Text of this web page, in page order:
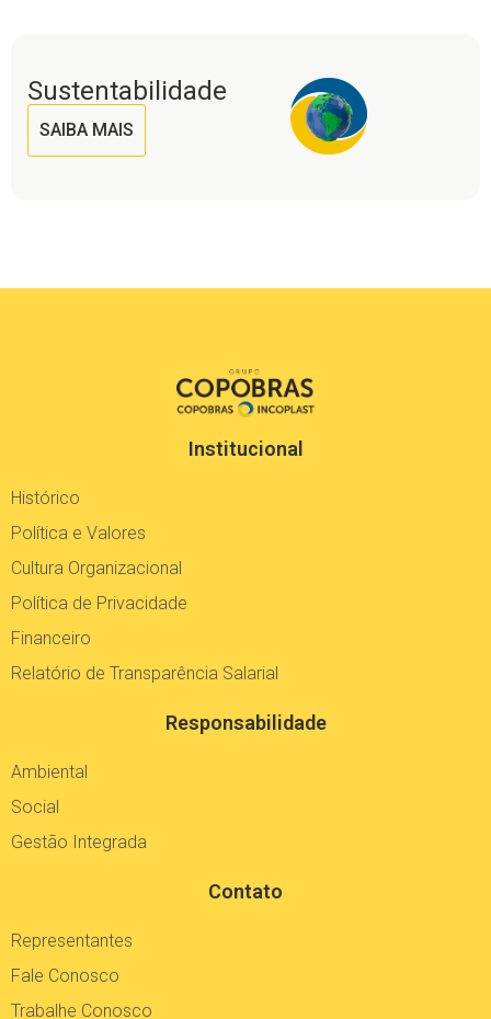
Sustentabilidade
SAIBA MAIS
Institucional
Histórico
Política e Valores
Cultura Organizacional
Política de Privacidade
Financeiro
Relatório de Transparência Salarial
Responsabilidade
Ambiental
Social
Gestão Integrada
Contato
Representantes
Fale Conosco
Trabalhe Conosco